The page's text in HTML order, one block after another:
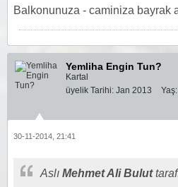
Balkonunuza - caminiza bayrak
Yemliha Engin Tun?
Kartal
üyelik Tarihi: Jan 2013 Yaş:
30-11-2014, 21:41
Aslı Mehmet Ali Bulut